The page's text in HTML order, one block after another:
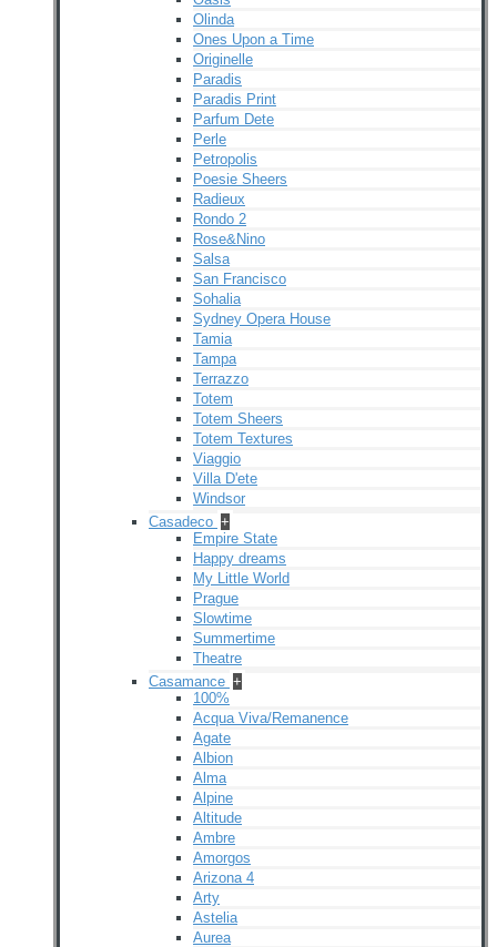
Olinda
Ones Upon a Time
Originelle
Paradis
Paradis Print
Parfum Dete
Perle
Petropolis
Poesie Sheers
Radieux
Rondo 2
Rose&Nino
Salsa
San Francisco
Sohalia
Sydney Opera House
Tamia
Tampa
Terrazzo
Totem
Totem Sheers
Totem Textures
Viaggio
Villa D'ete
Windsor
Casadeco +
Empire State
Happy dreams
My Little World
Prague
Slowtime
Summertime
Theatre
Casamance +
100%
Acqua Viva/Remanence
Agate
Albion
Alma
Alpine
Altitude
Ambre
Amorgos
Arizona 4
Arty
Astelia
Aurea